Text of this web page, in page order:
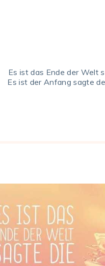
Es ist das Ende der Welt
Es ist der Anfang sagte